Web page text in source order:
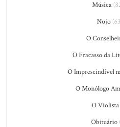
Música
Nojo
O
O Fracasso da
O Imprescindível
O Monólogo
O Violista
Obituário